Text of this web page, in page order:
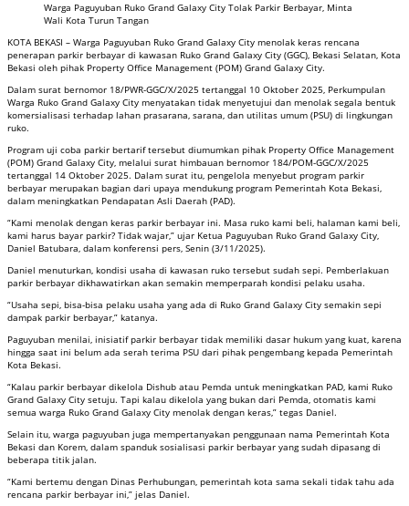
Warga Paguyuban Ruko Grand Galaxy City Tolak Parkir Berbayar, Minta
Wali Kota Turun Tangan
KOTA BEKASI – Warga Paguyuban Ruko Grand Galaxy City menolak keras rencana
penerapan parkir berbayar di kawasan Ruko Grand Galaxy City (GGC), Bekasi Selatan, Kota
Bekasi oleh pihak Property Office Management (POM) Grand Galaxy City.
Dalam surat bernomor 18/PWR-GGC/X/2025 tertanggal 10 Oktober 2025, Perkumpulan
Warga Ruko Grand Galaxy City menyatakan tidak menyetujui dan menolak segala bentuk
komersialisasi terhadap lahan prasarana, sarana, dan utilitas umum (PSU) di lingkungan
ruko.
Program uji coba parkir bertarif tersebut diumumkan pihak Property Office Management
(POM) Grand Galaxy City, melalui surat himbauan bernomor 184/POM-GGC/X/2025
tertanggal 14 Oktober 2025. Dalam surat itu, pengelola menyebut program parkir
berbayar merupakan bagian dari upaya mendukung program Pemerintah Kota Bekasi,
dalam meningkatkan Pendapatan Asli Daerah (PAD).
“Kami menolak dengan keras parkir berbayar ini. Masa ruko kami beli, halaman kami beli,
kami harus bayar parkir? Tidak wajar,” ujar Ketua Paguyuban Ruko Grand Galaxy City,
Daniel Batubara, dalam konferensi pers, Senin (3/11/2025).
Daniel menuturkan, kondisi usaha di kawasan ruko tersebut sudah sepi. Pemberlakuan
parkir berbayar dikhawatirkan akan semakin memperparah kondisi pelaku usaha.
“Usaha sepi, bisa-bisa pelaku usaha yang ada di Ruko Grand Galaxy City semakin sepi
dampak parkir berbayar,” katanya.
Paguyuban menilai, inisiatif parkir berbayar tidak memiliki dasar hukum yang kuat, karena
hingga saat ini belum ada serah terima PSU dari pihak pengembang kepada Pemerintah
Kota Bekasi.
“Kalau parkir berbayar dikelola Dishub atau Pemda untuk meningkatkan PAD, kami Ruko
Grand Galaxy City setuju. Tapi kalau dikelola yang bukan dari Pemda, otomatis kami
semua warga Ruko Grand Galaxy City menolak dengan keras,” tegas Daniel.
Selain itu, warga paguyuban juga mempertanyakan penggunaan nama Pemerintah Kota
Bekasi dan Korem, dalam spanduk sosialisasi parkir berbayar yang sudah dipasang di
beberapa titik jalan.
“Kami bertemu dengan Dinas Perhubungan, pemerintah kota sama sekali tidak tahu ada
rencana parkir berbayar ini,” jelas Daniel.